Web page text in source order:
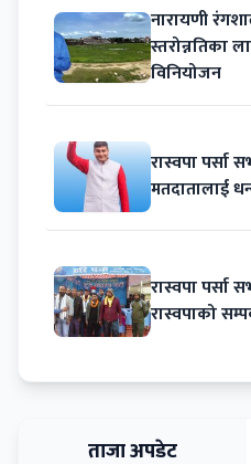
नारायणी
स्तरोन्नतिका
विनियोजन
रास्वपा पर्सा
मतदातालाई
रास्वपा पर्सा
रास्वपाको
ताजा अपडेट